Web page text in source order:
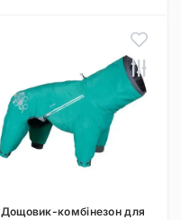
Дощовик-комбінезон для